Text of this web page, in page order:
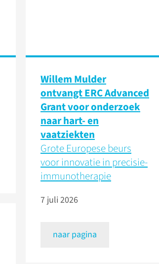
Willem Mulder
ontvangt ERC Advanced
Grant voor onderzoek
naar hart- en
vaatziekten
Grote Europese beurs
voor innovatie in precisie-
immunotherapie
7 juli 2026
naar pagina